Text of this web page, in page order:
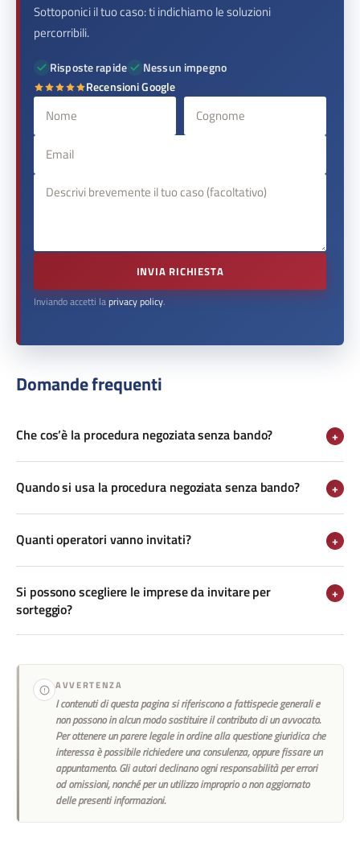
Sottoponici il tuo caso: ti indichiamo le soluzioni
percorribili.
Risposte rapide
Nessun impegno
Recensioni Google
INVIA RICHIESTA
Inviando accetti laprivacy policy.
Domande frequenti
Che cos’è la procedura negoziata senza bando? +
Quando si usa la procedura negoziata senza bando? +
Quanti operatori vanno invitati? +
Si possono scegliere le imprese da invitare per
sorteggio?
+
AVVERTENZA
I contenuti di questa pagina si riferiscono a fattispecie generali e
non possono in alcun modo sostituire il contributo di un avvocato.
Per ottenere un parere legale in ordine alla questione giuridica che
interessa è possibile richiedere una consulenza, oppure fissare un
appuntamento. Gli autori declinano ogni responsabilità per errori
od omissioni, nonché per un utilizzo improprio o non aggiornato
delle presenti informazioni.